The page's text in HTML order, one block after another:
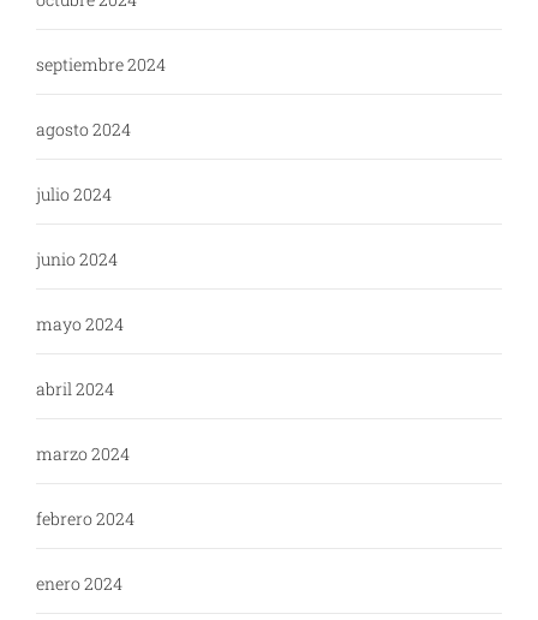
septiembre 2024
agosto 2024
julio 2024
junio 2024
mayo 2024
abril 2024
marzo 2024
febrero 2024
enero 2024